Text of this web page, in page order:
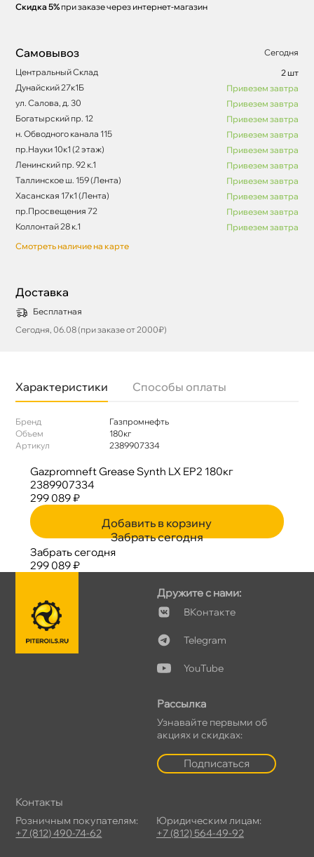
Скидка 5% при заказе через интернет-магазин
Самовывоз
Сегодня
Центральный Склад
2 шт
Дунайский 27к1Б
Привезем завтра
ул. Салова, д. 30
Привезем завтра
Богатырский пр. 12
Привезем завтра
н. Обводного канала 115
Привезем завтра
пр.Науки 10к1 (2 этаж)
Привезем завтра
Ленинский пр. 92 к.1
Привезем завтра
Таллинское ш. 159 (Лента)
Привезем завтра
Хасанская 17к1 (Лента)
Привезем завтра
пр.Просвещения 72
Привезем завтра
Коллонтай 28 к.1
Привезем завтра
Смотреть наличие на карте
Доставка
Бесплатная
Сегодня, 06.08 (при заказе от 2000₽)
Характеристики Способы оплаты
Бренд
Газпромнефть
Объем
180к
Артикул
2389907334
Gazpromneft Grease Synth LX EP2 180к
2389907334
299 089 ₽
Добавить в корзину
Забрать сегодня
Забрать сегодня
299 089 ₽
Дружите с нами:
Контакте
Telegram
YouTube
Рассылка
Узнавайте первыми о
акциях и скидках:
Подписаться
Контакты
Розничным покупателям:
+7 (812) 490-74-62
Юридическим лицам:
+7 (812) 564-49-92